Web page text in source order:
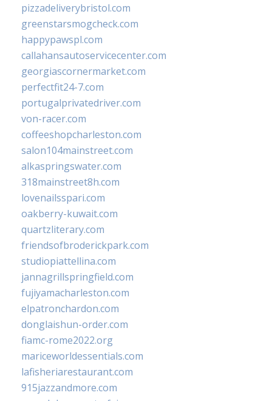
pizzadeliverybristol.com
greenstarsmogcheck.com
happypawspl.com
callahansautoservicecenter.com
georgiascornermarket.com
perfectfit24-7.com
portugalprivatedriver.com
von-racer.com
coffeeshopcharleston.com
salon104mainstreet.com
alkaspringswater.com
318mainstreet8h.com
lovenailsspari.com
oakberry-kuwait.com
quartzliterary.com
friendsofbroderickpark.com
studiopiattellina.com
jannagrillspringfield.com
fujiyamacharleston.com
elpatronchardon.com
donglaishun-order.com
fiamc-rome2022.org
mariceworldessentials.com
lafisheriarestaurant.com
915jazzandmore.com